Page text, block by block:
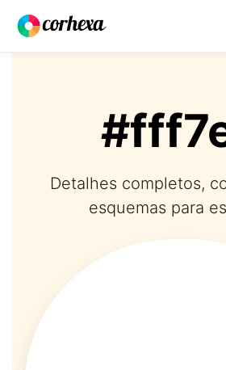
Detalhes completos,
esquemas para